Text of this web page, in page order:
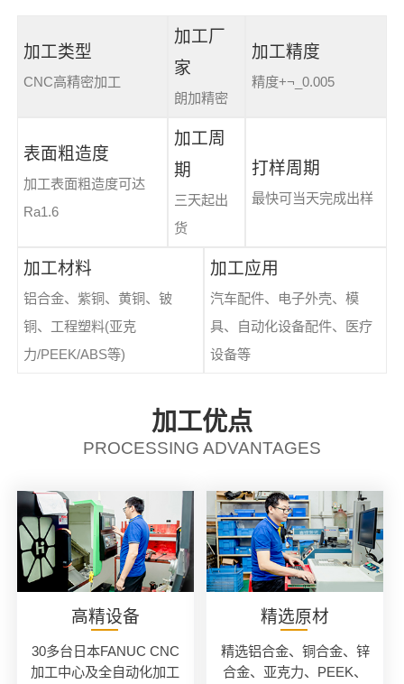
加工类型
CNC高精密加工
加工厂
家
朗加精密
加工精度
精度+¬_0.005
表面粗造度
加工表面粗造度可达
Ra1.6
加工周
期
三天起出
货
打样周期
最快可当天完成出样
加工材料
铝合金、紫铜、黄铜、铍
铜、工程塑料(亚克
力/PEEK/ABS等)
加工应用
汽车配件、电子外壳、模
具、自动化设备配件、医疗
设备等
加工优点
PROCESSING ADVANTAGES
高精设备
30多台日本FANUC CNC
加工中心及全自动化加工
精选原材
精选铝合金、铜合金、锌
合金、亚克力、PEEK、